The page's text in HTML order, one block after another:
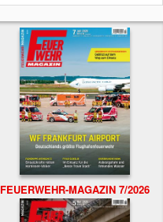
FEUERWEHR-MAGAZIN 7/2026